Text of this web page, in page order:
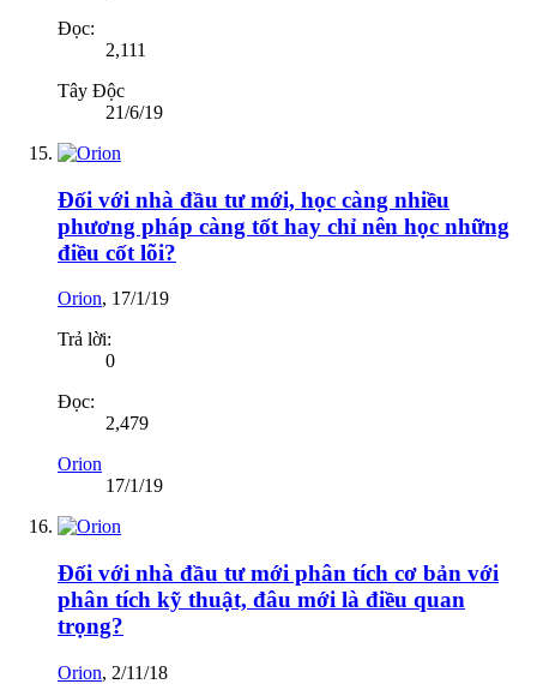
Đọc:
2,111
Tây Độc
21/6/19
Đối với nhà đầu tư mới, học càng nhiều
phương pháp càng tốt hay chỉ nên học những
điều cốt lõi?
Orion, 17/1/19
Trả lời:
0
Đọc:
2,479
Orion
17/1/19
Đối với nhà đầu tư mới phân tích cơ bản với
phân tích kỹ thuật, đâu mới là điều quan
trọng?
Orion, 2/11/18